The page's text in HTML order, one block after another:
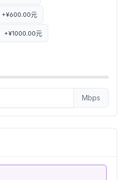
+¥600.00元
+¥1000.00元
Mbps